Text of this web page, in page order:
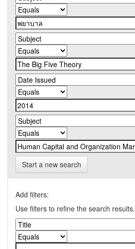
Start a new search
Add filters:
Use filters to refine the search results.